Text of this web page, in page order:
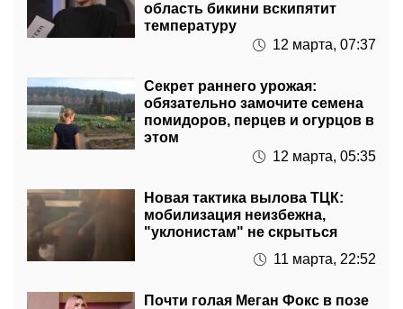
область бикини вскипятит
температуру
12 марта, 07:37
Секрет раннего урожая:
обязательно замочите семена
помидоров, перцев и огурцов в
этом
12 марта, 05:35
Новая тактика вылова ТЦК:
мобилизация неизбежна,
"уклонистам" не скрыться
11 марта, 22:52
Почти голая Меган Фокс в позе